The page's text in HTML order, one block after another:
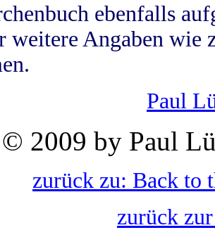
ebenfalls
weitere Angaben wie
Paul
© 2009 by Paul
zurück zu: Back to
zurück